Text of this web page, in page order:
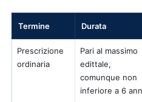
Termine Durata
Prescrizione
ordinaria
Pari al massimo
edittale,
comunque non
inferiore a 6